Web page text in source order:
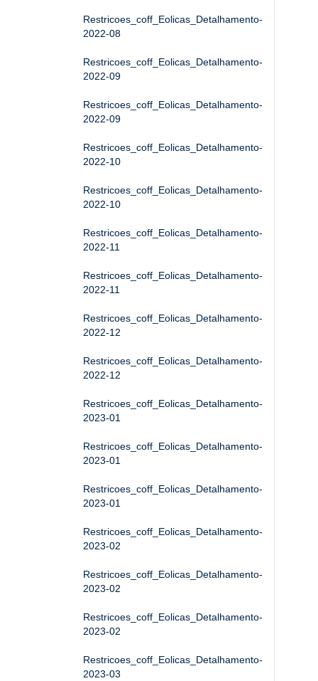
Restricoes_coff_Eolicas_Detalhamento-
2022-08
Restricoes_coff_Eolicas_Detalhamento-
2022-09
Restricoes_coff_Eolicas_Detalhamento-
2022-09
Restricoes_coff_Eolicas_Detalhamento-
2022-10
Restricoes_coff_Eolicas_Detalhamento-
2022-10
Restricoes_coff_Eolicas_Detalhamento-
2022-11
Restricoes_coff_Eolicas_Detalhamento-
2022-11
Restricoes_coff_Eolicas_Detalhamento-
2022-12
Restricoes_coff_Eolicas_Detalhamento-
2022-12
Restricoes_coff_Eolicas_Detalhamento-
2023-01
Restricoes_coff_Eolicas_Detalhamento-
2023-01
Restricoes_coff_Eolicas_Detalhamento-
2023-01
Restricoes_coff_Eolicas_Detalhamento-
2023-02
Restricoes_coff_Eolicas_Detalhamento-
2023-02
Restricoes_coff_Eolicas_Detalhamento-
2023-02
Restricoes_coff_Eolicas_Detalhamento-
2023-03